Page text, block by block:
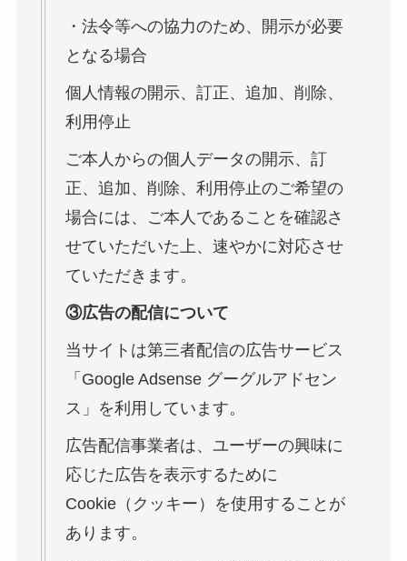
・法令等への協力のため、開示が必要
となる場合
個人情報の開示、訂正、追加、削除、
利用停止
ご本人からの個人データの開示、訂
正、追加、削除、利用停止のご希望の
場合には、ご本人であることを確認さ
せていただいた上、速やかに対応させ
ていただきます。
③広告の配信について
当サイトは第三者配信の広告サービス
「Google Adsense グーグルアドセン
ス」を利用しています。
広告配信事業者は、ユーザーの興味に
応じた広告を表示するために
Cookie（クッキー）を使用することが
あります。